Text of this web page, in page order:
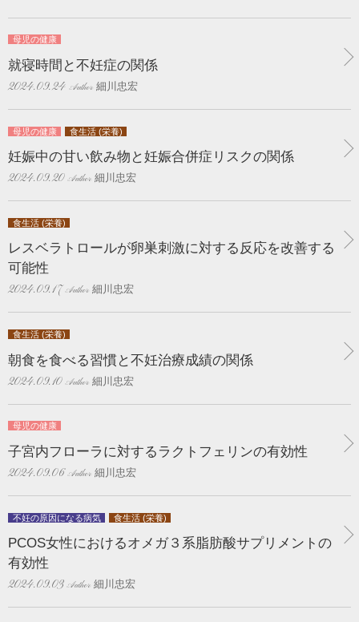
母児の健康
就寝時間と不妊症の関係
2024.09.24 細川忠宏
母児の健康 食生活 (栄養)
妊娠中の甘い飲み物と妊娠合併症リスクの関係
2024.09.20 細川忠宏
食生活 (栄養)
レスベラトロールが卵巣刺激に対する反応を改善する
可能性
2024.09.17 細川忠宏
食生活 (栄養)
朝食を食べる習慣と不妊治療成績の関係
2024.09.10 細川忠宏
母児の健康
子宮内フローラに対するラクトフェリンの有効性
2024.09.06 細川忠宏
不妊の原因になる病気 食生活 (栄養)
PCOS女性におけるオメガ３系脂肪酸サプリメントの
有効性
2024.09.03 細川忠宏